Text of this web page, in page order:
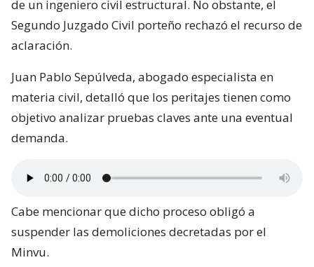
de un ingeniero civil estructural. No obstante, el
Segundo Juzgado Civil porteño rechazó el recurso de
aclaración.
Juan Pablo Sepúlveda, abogado especialista en
materia civil, detalló que los peritajes tienen como
objetivo analizar pruebas claves ante una eventual
demanda.
Cabe mencionar que dicho proceso obligó a
suspender las demoliciones decretadas por el
Minvu.